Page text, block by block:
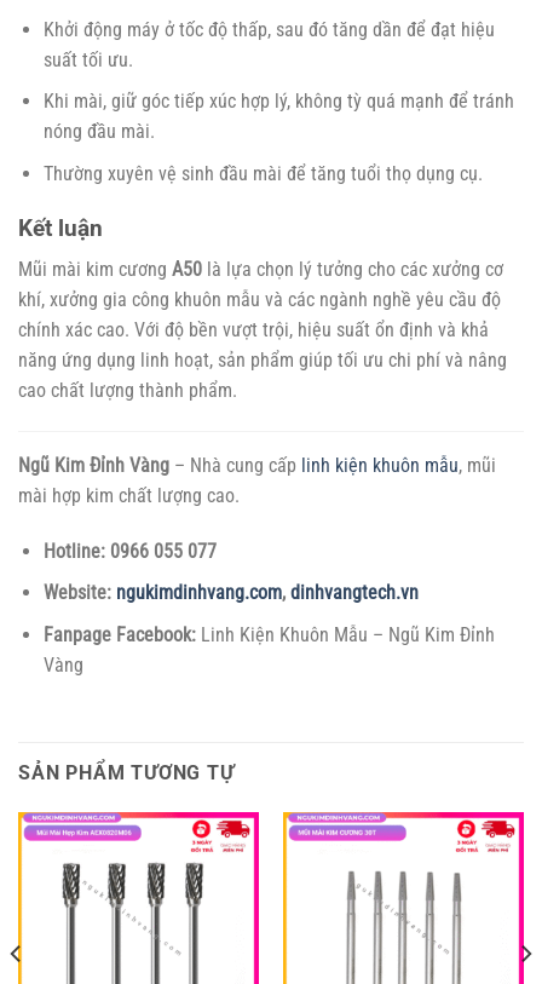
Khởi động máy ở tốc độ thấp, sau đó tăng dần để đạt hiệu
suất tối ưu.
Khi mài, giữ góc tiếp xúc hợp lý, không tỳ quá mạnh để tránh
nóng đầu mài.
Thường xuyên vệ sinh đầu mài để tăng tuổi thọ dụng cụ.
Kết luận
Mũi mài kim cương A50 là lựa chọn lý tưởng cho các xưởng cơ
khí, xưởng gia công khuôn mẫu và các ngành nghề yêu cầu độ
chính xác cao. Với độ bền vượt trội, hiệu suất ổn định và khả
năng ứng dụng linh hoạt, sản phẩm giúp tối ưu chi phí và nâng
cao chất lượng thành phẩm.
Ngũ Kim Đỉnh Vàng – Nhà cung cấp linh kiện khuôn mẫu, mũi
mài hợp kim chất lượng cao.
Hotline: 0966 055 077
Website: ngukimdinhvang.com, dinhvangtech.vn
Fanpage Facebook:Linh Kiện Khuôn Mẫu – Ngũ Kim Đỉnh
Vàng
SẢN PHẨM TƯƠNG TỰ